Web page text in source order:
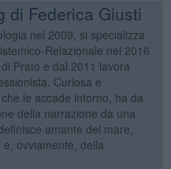
di Federica Giusti
nel 2009, si specializza
Relazionale nel 2016
Prato e dal 2011 lavora
Curiosa e
le accade intorno, ha da
della narrazione da una
amante del mare,
ovviamente, della